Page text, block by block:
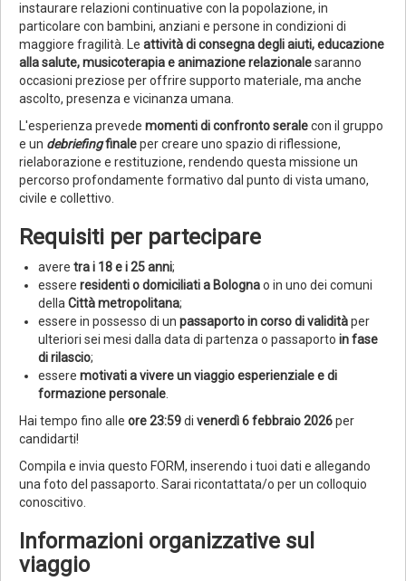
instaurare relazioni continuative con la popolazione, in
particolare con bambini, anziani e persone in condizioni di
maggiore fragilità. Le attività di consegna degli aiuti, educazione
alla salute, musicoterapia e animazione relazionalesaranno
occasioni preziose per offrire supporto materiale, ma anche
ascolto, presenza e vicinanza umana.
L'esperienza prevede momenti di confronto seralecon il gruppo
e un debriefingfinaleper creare uno spazio di riflessione,
rielaborazione e restituzione, rendendo questa missione un
percorso profondamente formativo dal punto di vista umano,
civile e collettivo.
Requisiti per partecipare
avere tra i 18 e i 25 anni;
essere residenti o domiciliati a Bolognao in uno dei comuni
dellaCittà metropolitana;
essere in possesso di un passaporto in corso di validitàper
ulteriori sei mesi dalla data di partenza o passaporto in fase
di rilascio;
essere motivati a vivere un viaggio esperienziale e di
formazione personale.
Hai tempo fino alle ore 23:59di venerdì 6 febbraio 2026per
candidarti!
Compila e invia questo FORM, inserendo i tuoi dati e allegando
una foto del passaporto. Sarai ricontattata/o per un colloquio
conoscitivo.
Informazioni organizzative sul
viaggio